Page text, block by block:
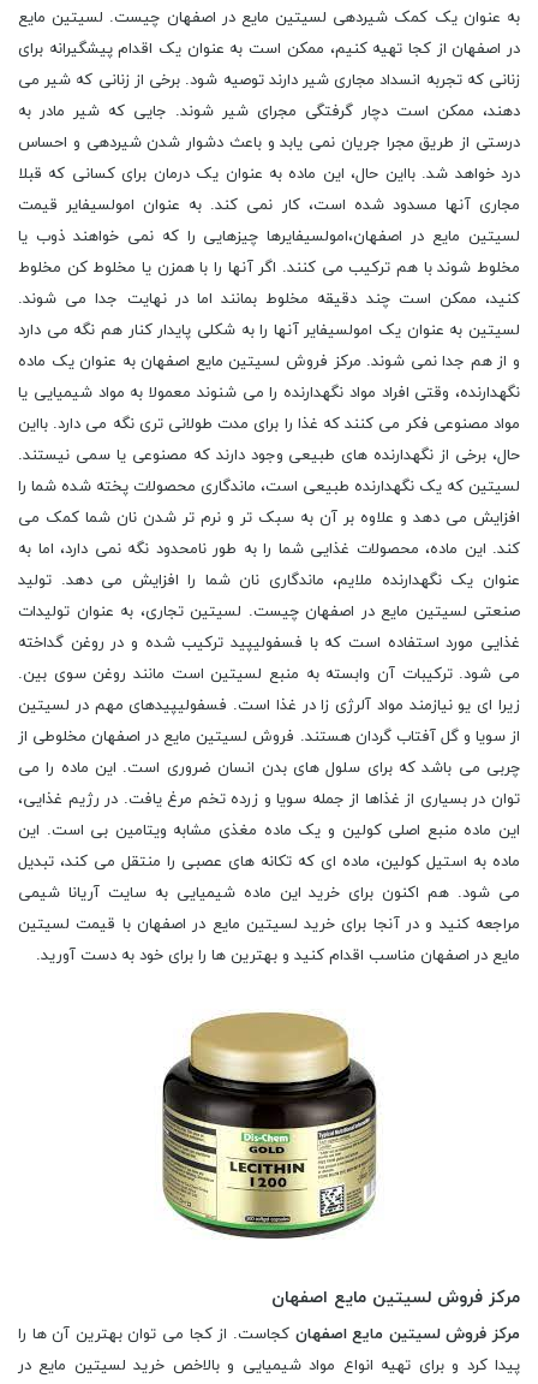
به عنوان یک کمک شیردهی لسیتین مایع در اصفهان چیست. لسیتین مایع
در اصفهان از کجا تهیه کنیم، ممکن است به عنوان یک اقدام پیشگیرانه برای
زنانی که تجربه انسداد مجاری شیر دارند توصیه شود. برخی از زنانی که شیر می
دهند، ممکن است دچار گرفتگی مجرای شیر شوند. جایی که شیر مادر به
درستی از طریق مجرا جریان نمی یابد و باعث دشوار شدن شیردهی و احساس
درد خواهد شد. بااین حال، این ماده به عنوان یک درمان برای کسانی که قبلا
مجاری آنها مسدود شده است، کار نمی کند. به عنوان امولسیفایر قیمت
لسیتین مایع در اصفهان،امولسیفایرها چیزهایی را که نمی خواهند ذوب یا
مخلوط شوند با هم ترکیب می کنند. اگر آنها را با همزن یا مخلوط کن مخلوط
کنید، ممکن است چند دقیقه مخلوط بمانند اما در نهایت جدا می شوند.
لسیتین به عنوان یک امولسیفایر آنها را به شکلی پایدار کنار هم نگه می دارد
و از هم جدا نمی شوند. مرکز فروش لسیتین مایع اصفهان به عنوان یک ماده
نگهدارنده، وقتی افراد مواد نگهدارنده را می شنوند معمولا به مواد شیمیایی یا
مواد مصنوعی فکر می کنند که غذا را برای مدت طولانی تری نگه می دارد. بااین
حال، برخی از نگهدارنده های طبیعی وجود دارند که مصنوعی یا سمی نیستند.
لسیتین که یک نگهدارنده طبیعی است، ماندگاری محصولات پخته شده شما را
افزایش می دهد و علاوه بر آن به سبک تر و نرم تر شدن نان شما کمک می
کند. این ماده، محصولات غذایی شما را به طور نامحدود نگه نمی دارد، اما به
عنوان یک نگهدارنده ملایم، ماندگاری نان شما را افزایش می دهد. تولید
صنعتی لسیتین مایع در اصفهان چیست. لسیتین تجاری، به عنوان تولیدات
غذایی مورد استفاده است که با فسفولیپید ترکیب شده و در روغن گداخته
می شود. ترکیبات آن وابسته به منبع لسیتین است مانند روغن سوی بین.
زیرا ای یو نیازمند مواد آلرژی زا در غذا است. فسفولیپیدهای مهم در لسیتین
از سویا و گل آفتاب گردان هستند. فروش لسیتین مایع در اصفهان مخلوطی از
چربی می باشد که برای سلول های بدن انسان ضروری است. این ماده را می
توان در بسیاری از غذاها از جمله سویا و زرده تخم مرغ یافت. در رژیم غذایی،
این ماده منبع اصلی کولین و یک ماده مغذی مشابه ویتامین بی است. این
ماده به استیل کولین، ماده ای که تکانه های عصبی را منتقل می کند، تبدیل
می شود. هم اکنون برای خرید این ماده شیمیایی به سایت آریانا شیمی
مراجعه کنید و در آنجا برای خرید لسیتین مایع در اصفهان با قیمت لسیتین
مایع در اصفهان مناسب اقدام کنید و بهترین ها را برای خود به دست آورید.
مرکز فروش لسیتین مایع اصفهان
مرکز فروش لسیتین مایع اصفهانکجاست. از کجا می توان بهترین آن ها را
پیدا کرد و برای تهیه انواع مواد شیمیایی و بالاخص خرید لسیتین مایع در